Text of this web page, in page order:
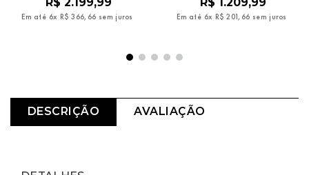
Em até 6x R$ 366, 66 sem juros Em até 6x R$ 201, 66 sem juros
DESCRIÇÃO AVALIAÇÃO